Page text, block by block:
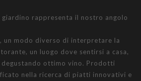
giardino rappresenta il nostro angolo
un modo diverso di interpretare la
un luogo dove sentirsi a casa,
degustando ottimo vino. Prodotti
nella ricerca di piatti innovativi e